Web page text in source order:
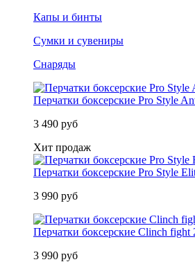
Капы и бинты
Сумки и сувениры
Снаряды
Перчатки боксерские Pro Style
3 490 руб
Хит продаж
Перчатки боксерские Pro Style
3 990 руб
Перчатки боксерские Clinch fight
3 990 руб